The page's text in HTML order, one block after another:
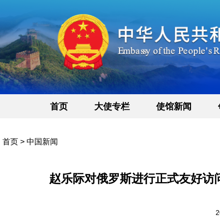
首页 大使专栏 使馆新闻
首页 > 中国新闻
赵乐际对俄罗斯进行正式友好